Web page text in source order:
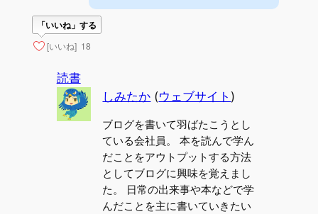
「いいね」する
[いいね] 18
読書
しみたか (ウェブサイト )
ブログを書いて羽ばたこうとし
ている会社員。 本を読んで学ん
だことをアウトプットする方法
としてブログに興味を覚えまし
た。 日常の出来事や本などで学
んだことを主に書いていきたい